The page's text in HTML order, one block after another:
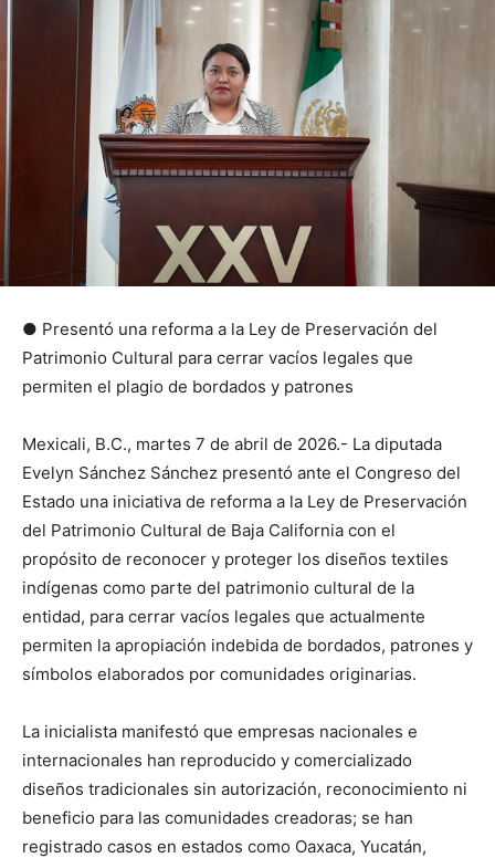
● Presentó una reforma a la Ley de Preservación del
Patrimonio Cultural para cerrar vacíos legales que
permiten el plagio de bordados y patrones
Mexicali, B.C., martes 7 de abril de 2026.- La diputada
Evelyn Sánchez Sánchez presentó ante el Congreso del
Estado una iniciativa de reforma a la Ley de Preservación
del Patrimonio Cultural de Baja California con el
propósito de reconocer y proteger los diseños textiles
indígenas como parte del patrimonio cultural de la
entidad, para cerrar vacíos legales que actualmente
permiten la apropiación indebida de bordados, patrones y
símbolos elaborados por comunidades originarias.
La inicialista manifestó que empresas nacionales e
internacionales han reproducido y comercializado
diseños tradicionales sin autorización, reconocimiento ni
beneficio para las comunidades creadoras; se han
registrado casos en estados como Oaxaca, Yucatán,